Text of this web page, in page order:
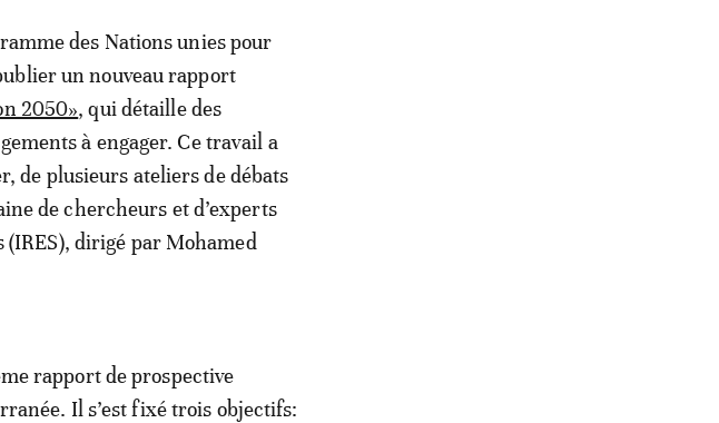
des Nations unies pour
un nouveau rapport
2050», qui détaille des
à engager. Ce travail a
de plusieurs ateliers de débats
de chercheurs et d’experts
(IRES), dirigé par Mohamed
rapport de prospective
Il s’est fixé trois objectifs: